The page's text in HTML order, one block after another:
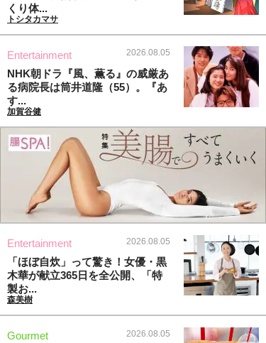
くり体...
トシタカマサ
Entertainment 2026.08.05
NHK朝ドラ『風、薫る』の威厳あ
る病院長は筒井道隆（55）。『あ
す...
加賀谷健
Entertainment 2026.08.05
「ほぼ自炊」って驚き！女優・黒
木華が献立365日を全公開、「特
製お...
森美樹
Gourmet 2026.08.05